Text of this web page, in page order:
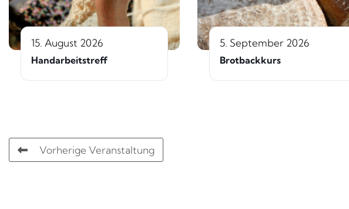
15. August 2026
Handarbeitstreff
5. September 2026
Brotbackkurs
Vorherige Veranstaltung